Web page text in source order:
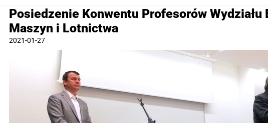
Posiedzenie Konwentu Profesorów Wydziału
Maszyn i Lotnictwa
2021-01-27